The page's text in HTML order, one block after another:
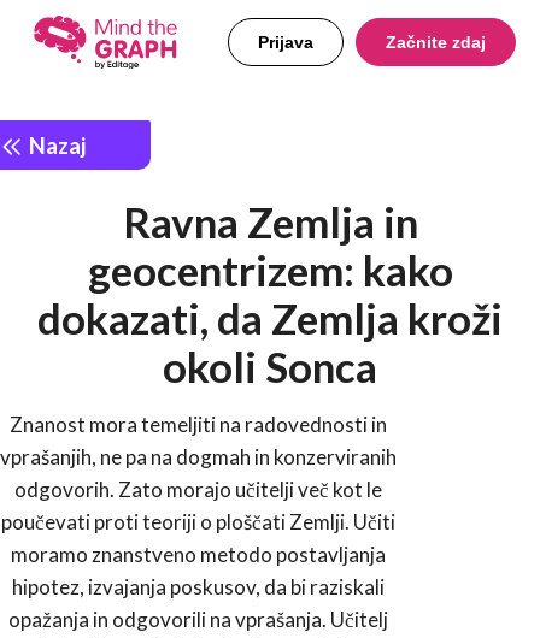
Prijava Začnite zdaj
Nazaj
Ravna Zemlja in
geocentrizem: kako
dokazati, da Zemlja kroži
okoli Sonca
Znanost mora temeljiti na radovednosti in
vprašanjih, ne pa na dogmah in konzerviranih
odgovorih. Zato morajo učitelji več kot le
poučevati proti teoriji o ploščati Zemlji. Učiti
moramo znanstveno metodo postavljanja
hipotez, izvajanja poskusov, da bi raziskali
opažanja in odgovorili na vprašanja. Učitelj